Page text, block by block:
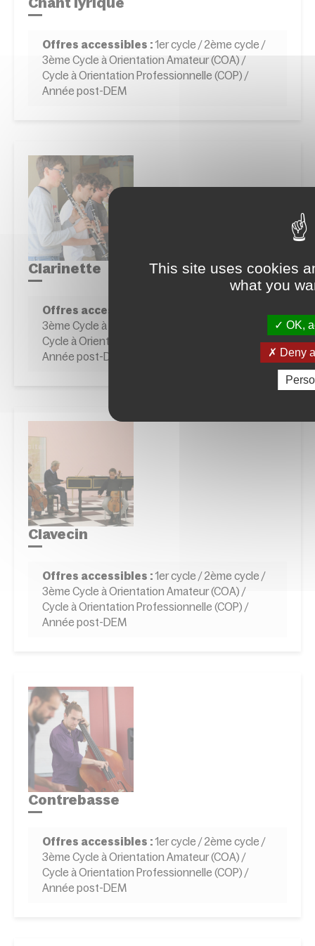
Offres accessibles : 1er cycle / 2ème cycle /
3ème Cycle à Orientation Amateur (COA) /
Cycle à Orientation Professionnelle (COP) /
Année post-DEM
Clarinette
Offres accessibles :
3ème Cycle à Orientation Amateur (COA) /
Cycle à Orientation Professionnelle (COP) /
Année post-DEM
Clavecin
Offres accessibles : 1er cycle / 2ème cycle /
3ème Cycle à Orientation Amateur (COA) /
Cycle à Orientation Professionnelle (COP) /
Année post-DEM
Contrebasse
Offres accessibles : 1er cycle / 2ème cycle /
3ème Cycle à Orientation Amateur (COA) /
Cycle à Orientation Professionnelle (COP) /
Année post-DEM
This site uses cookies
what you
OK,
Deny